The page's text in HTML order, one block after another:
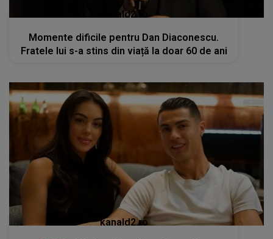
kanald2.ro
Momente dificile pentru Dan Diaconescu.
Fratele lui s-a stins din viață la doar 60 de ani
kanald2.ro